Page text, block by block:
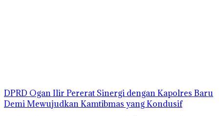
DPRD Ogan Ilir Pererat Sinergi dengan Kapolres Baru
Demi Mewujudkan Kamtibmas yang Kondusif